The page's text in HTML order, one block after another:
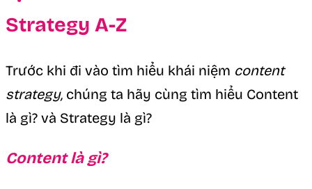
Strategy A-Z
Trước khi đi vào tìm hiểu khái niệm content
strategy, chúng ta hãy cùng tìm hiểu Content
là gì? và Strategy là gì?
Content là gì?